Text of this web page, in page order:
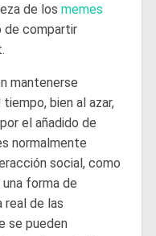
de los memes
compartir
mantenerse
bien al azar,
el añadido de
normalmente
social, como
forma de
real de las
se pueden